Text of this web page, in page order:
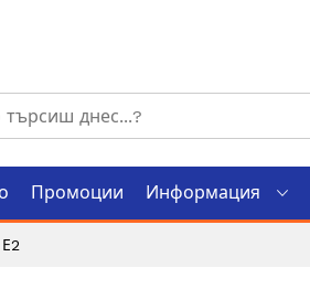
Промоции Информация